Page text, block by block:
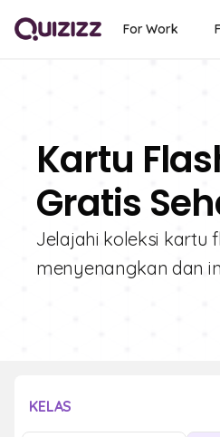
For Work
Kartu
Gratis
Jelajahi koleksi kartu
menyenangkan dan
KELAS